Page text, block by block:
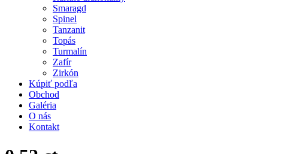
Smaragd
Spinel
Tanzanit
Topás
Turmalín
Zafír
Zirkón
Kúpiť podľa
Obchod
Galéria
O nás
Kontakt